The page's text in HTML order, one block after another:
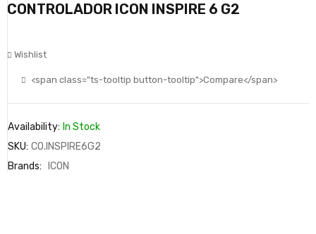
CONTROLADOR ICON INSPIRE 6 G2
Wishlist
<span class="ts-tooltip button-tooltip">Compare</span>
Availability: In Stock
SKU: CO.INSPIRE6G2
Brands:
ICON